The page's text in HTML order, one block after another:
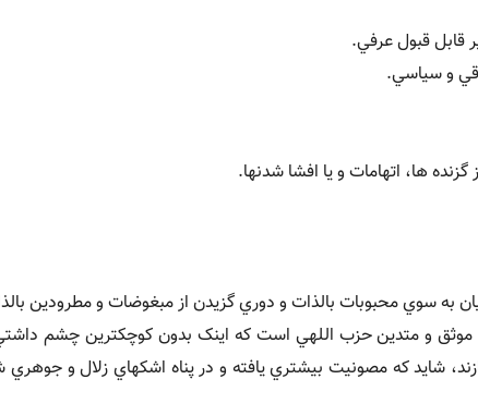
و متدين حزب اللهي است که اينک بدون کوچکترين چشم
شايد که مصونيت بيشتري يافته و در پناه اشکهاي زلال و جوهري